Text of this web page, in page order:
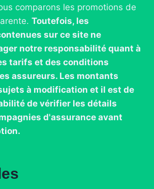
comparons les promotions de
Toutefois, les
sur ce site ne
notre responsabilité quant à
tarifs et des conditions
assureurs. Les montants
à modification et il est de
de vérifier les détails
d'assurance avant